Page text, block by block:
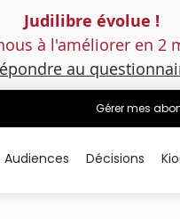
Judilibre évolue !
à l'améliorer en 2
au
Gérer mes
Audiences Décisions